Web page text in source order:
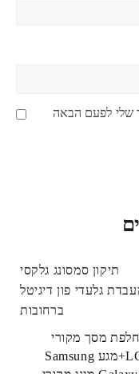
שלי לפעם הבאה
מסך מקורי
LCD+מגע Samsung